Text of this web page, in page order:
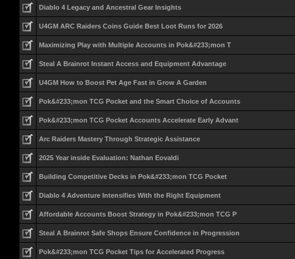
Diablo 4 Legacy and Ancestral Gear Insights
U4GM ARC Raiders Coins Guide Best Loot Runs for 2026
Maximizing Play with Multiple Accounts in Pok&#233;mon T
Steal A Brainrot Instant Access and Equipment Advantage
U4GM How to Boost Pet Age Fast in Grow A Garden
Pok&#233;mon TCG Pocket and the Smart Choice of Accounts
Pok&#233;mon TCG Pocket Accounts Accelerate Early Advant
Arc Raiders Mastery Through Strategic Assistance
2025 Year inside Evaluation: Nathan Eovaldi
Building Competitive Decks in Pok&#233;mon TCG Pocket
Diablo 4 Adventure Intensifies With the Right Equipment
Affordable Accounts Boost Strategy in Pok&#233;mon TCG P
Steal A Brainrot Safe Shops Ensure Confidence in Progression
Pok&#233;mon TCG Pocket Tips for Accelerated Progress